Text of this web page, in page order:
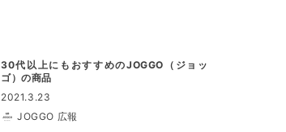
30代以上にもおすすめのJOGGO（ジョッ
ゴ）の商品
2021.3.23
JOGGO 広報